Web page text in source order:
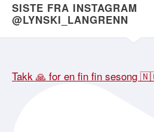
SISTE FRA INSTAGRAM
@LYNSKI_LANGRENN
Takk 🙏 for en fin fin sesong